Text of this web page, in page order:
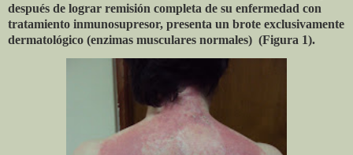
después de lograr remisión completa de su enfermedad con
tratamiento inmunosupresor, presenta un brote exclusivamente
dermatológico (enzimas musculares normales) (Figura 1).